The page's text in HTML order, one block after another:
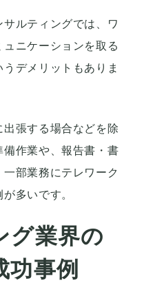
ルティングでは、ワ
ニケーションを取る
デメリットもありま
張する場合などを除
作業や、報告書・書
部業務にテレワーク
多いです。
グ業界の
功事例